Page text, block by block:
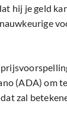
hij je geld
(ADA) om
zal